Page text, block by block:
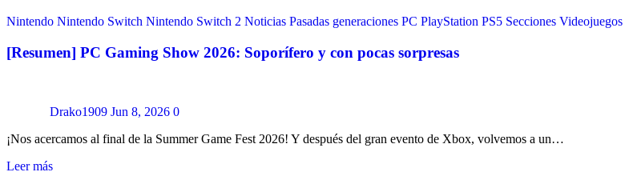
Nintendo Nintendo Switch Nintendo Switch 2 Noticias Pasadas generaciones PC PlayStation PS5 Secciones Videojuegos
[Resumen] PC Gaming Show 2026: Soporífero y con pocas sorpresas
Drako1909 Jun 8, 2026 0
¡Nos acercamos al final de la Summer Game Fest 2026! Y después del gran evento de Xbox, volvemos a un…
Leer más